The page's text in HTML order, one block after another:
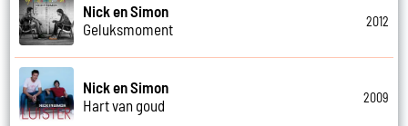
Nick en Simon
Geluksmoment
2012
Nick en Simon
Hart van goud
2009